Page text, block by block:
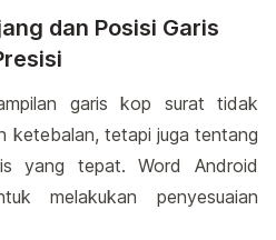
dan Posisi Garis
garis kop surat tidak
ketebalan, tetapi juga tentang
yang tepat. Word Android
melakukan penyesuaian